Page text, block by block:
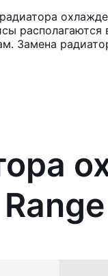
Замена